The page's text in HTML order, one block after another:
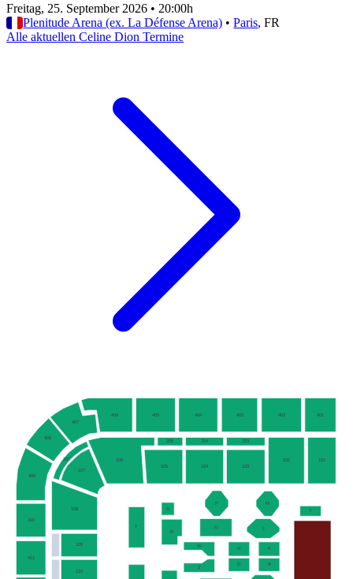
Freitag, 25. September 2026 • 20:00h
Plenitude Arena (ex. La Défense Arena) • Paris, FR
Alle aktuellen Celine Dion Termine
101
102
103
104
105
106
107
108
109
110
401
402
403
404
405
406
407
408
409
410
411
203
204
205
207
Y
A
K
L
M
D
N
O
P
W
Z
R
S
T